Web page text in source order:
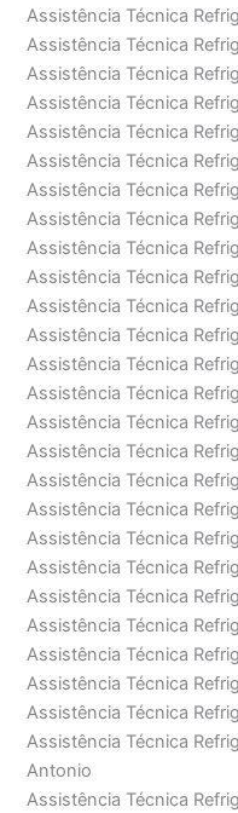
Assistência Técnica
Assistência Técnica
Assistência Técnica
Assistência Técnica
Assistência Técnica
Assistência Técnica
Assistência Técnica
Assistência Técnica
Assistência Técnica
Assistência Técnica
Assistência Técnica
Assistência Técnica
Assistência Técnica
Assistência Técnica
Assistência Técnica
Assistência Técnica
Assistência Técnica
Assistência Técnica
Assistência Técnica
Assistência Técnica
Assistência Técnica
Assistência Técnica
Assistência Técnica
Assistência Técnica
Assistência Técnica
Assistência Técnica
Antonio
Assistência Técnica